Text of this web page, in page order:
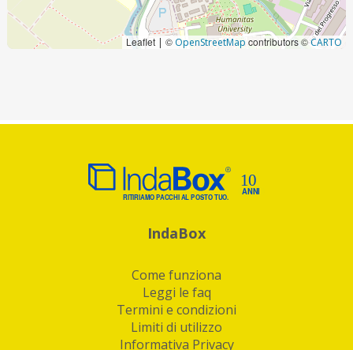
Leaflet | © OpenStreetMapcontributors ©CARTO
IndaBox
Come funziona
Leggi le faq
Termini e condizioni
Limiti di utilizzo
Informativa Privacy